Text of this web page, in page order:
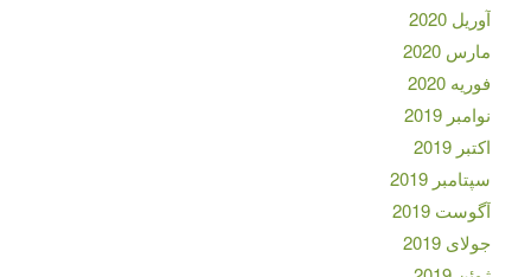
آوریل 2020
مارس 2020
فوریه 2020
نوامبر 2019
اکتبر 2019
سپتامبر 2019
آگوست 2019
جولای 2019